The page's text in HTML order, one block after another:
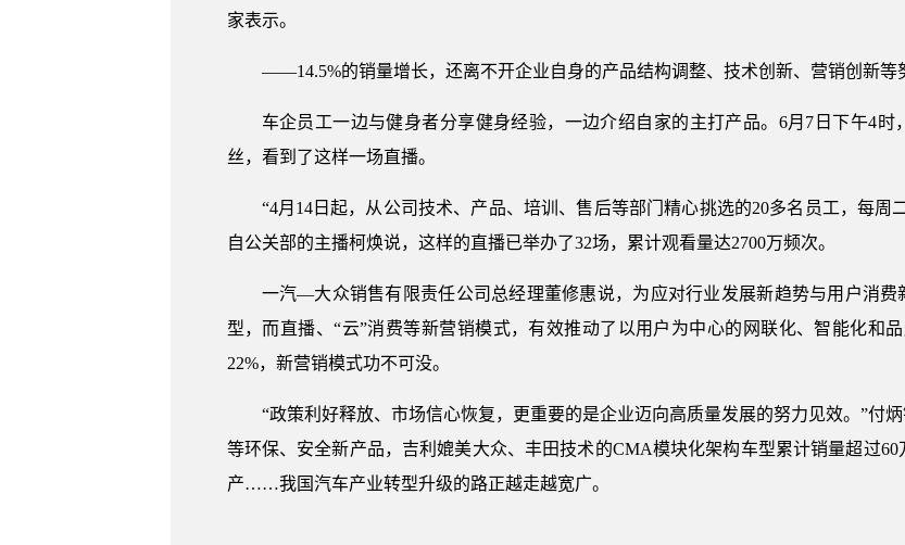
家表示。
——14.5%的销量增长，还离不开企业自身的产品结构调整、技术创新、营销创新等
车企员工一边与健身者分享健身经验，一边介绍自家的主打产品。6月7日下午4
丝，看到了这样一场直播。
“4月14日起，从公司技术、产品、培训、售后等部门精心挑选的20多名员工，每周
自公关部的主播柯焕说，这样的直播已举办了32场，累计观看量达2700万频次。
一汽—大众销售有限责任公司总经理董修惠说，为应对行业发展新趋势与用户消
型，而直播、“云”消费等新营销模式，有效推动了以用户为中心的网联化、智能化和
22%，新营销模式功不可没。
“政策利好释放、市场信心恢复，更重要的是企业迈向高质量发展的努力见效。”付
等环保、安全新产品，吉利媲美大众、丰田技术的CMA模块化架构车型累计销量超过
产……我国汽车产业转型升级的路正越走越宽广。